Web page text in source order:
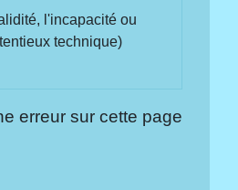
l'incapacité ou
technique)
erreur sur cette page